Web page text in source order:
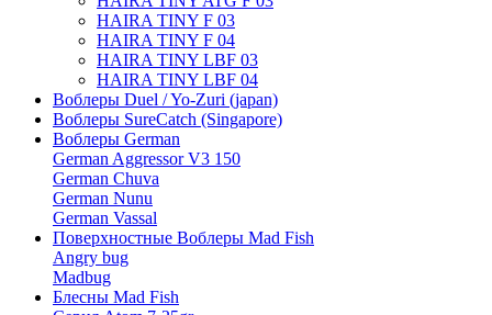
HAIRA TINY F 03
HAIRA TINY F 04
HAIRA TINY LBF 03
HAIRA TINY LBF 04
Воблеры Duel / Yo-Zuri (japan)
Воблеры SureCatch (Singapore)
Воблеры German
German Aggressor V3 150
German Chuva
German Nunu
German Vassal
Поверхностные Воблеры Mad Fish
Angry bug
Madbug
Блесны Mad Fish